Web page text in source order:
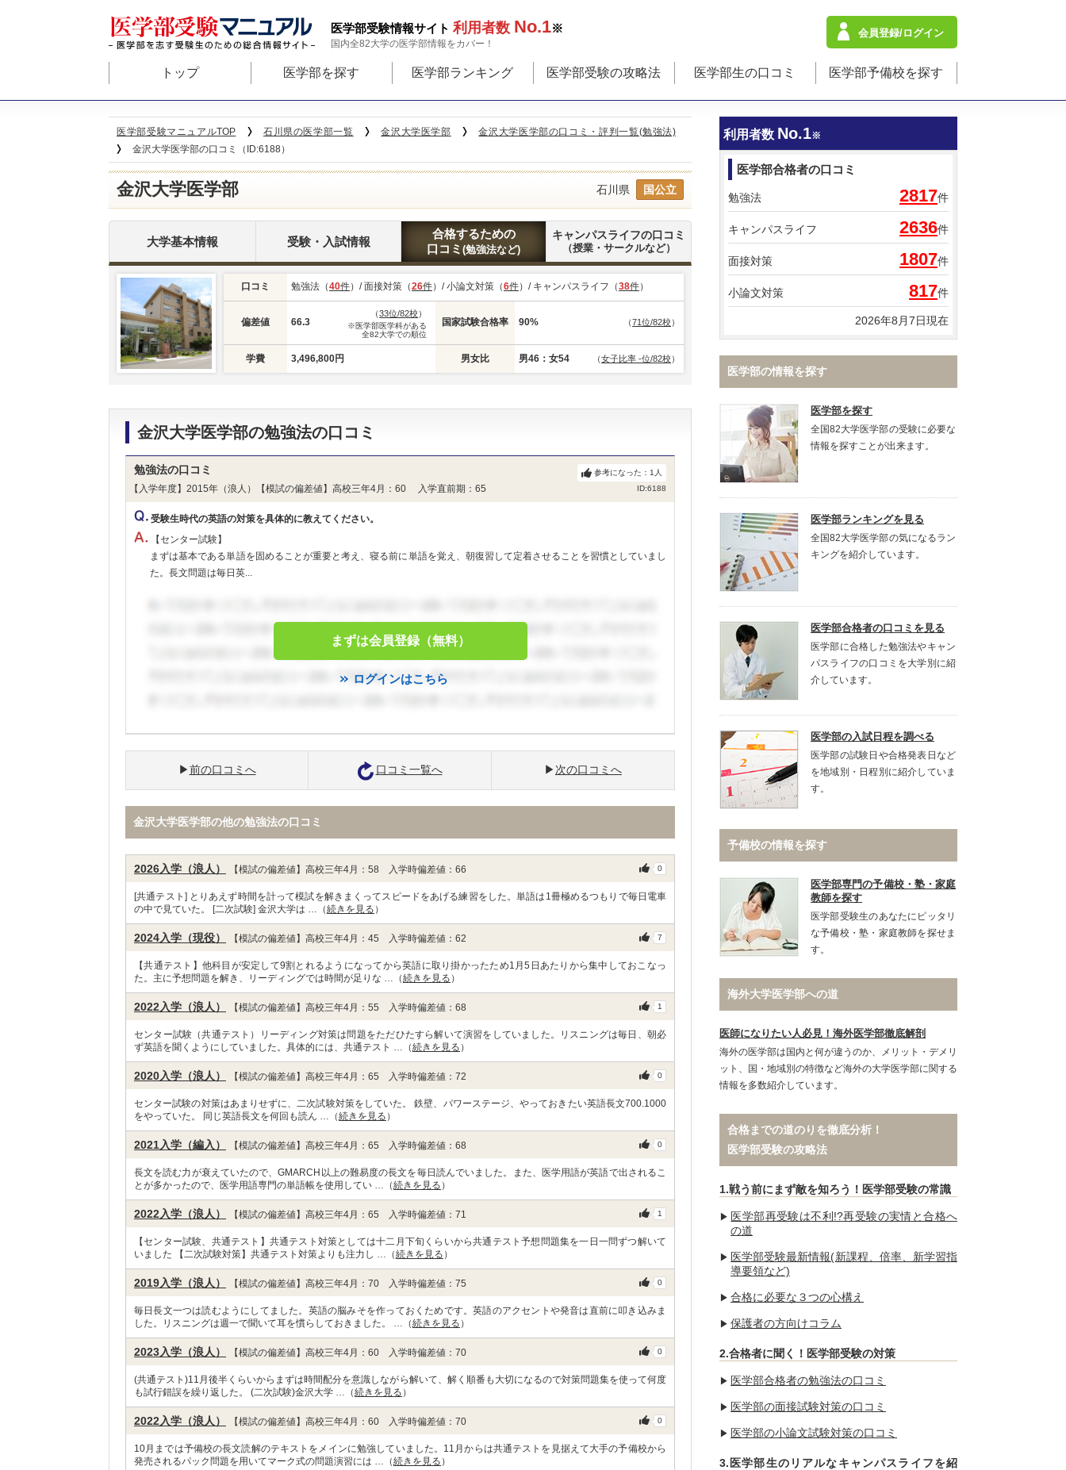
医学部受験情報サイト 利用者数 No.1※
国内全82大学の医学部情報をカバー！
会員登録/ログイン
トップ 医学部を探す 医学部ランキング 医学部受験の攻略法 医学部生の口コミ 医学部予備校を探す
医学部受験マニュアルTOP 石川県の医学部一覧 金沢大学医学部
金沢大学医学部の口コミ・評判一覧(勉強法)
金沢大学医学部の口コミ（ID:6188）
金沢大学医学部 石川県 国公立
大学基本情報 受験・入試情報
合格するための
口コミ (勉強法など)
キャンパスライフの口コミ
（授業・サークルなど）
口コミ 勉強法（40件）/ 面接対策（26件）/ 小論文対策（6件）/ キャンパスライフ（38件）
偏差値 66.3
（33位/82校）
※医学部医学科がある
全82大学での順位
国家試験合格率 90% （71位/82校）
学費 3,496,800円 男女比 男46：女54 （女子比率 -位/82校）
金沢大学医学部の勉強法の口コミ
勉強法の口コミ
【入学年度】2015年（浪人）【模試の偏差値】高校三年4月：60 入学直前期：65 ID:6188
参考になった： 1 人
受験生時代の英語の対策を具体的に教えてください。
【センター試験】
まずは基本である単語を固めることが重要と考え、寝る前に単語を覚え、朝復習して定着させることを習慣としていまし
た。長文問題は毎日英...
まずは会員登録（無料）
ログインはこちら
前の口コミへ 口コミ一覧へ 次の口コミへ
金沢大学医学部の他の勉強法の口コミ
2026入学（浪人） 【模試の偏差値】高校三年4月：58 入学時偏差値：66 0
[共通テスト] とりあえず時間を計って模試を解きまくってスピードをあげる練習をした。単語は1冊極めるつもりで毎日電車
の中で見ていた。 [二次試験] 金沢大学は …（続きを見る ）
2024入学（現役） 【模試の偏差値】高校三年4月：45 入学時偏差値：62 7
【共通テスト】他科目が安定して9割とれるようになってから英語に取り掛かったため1月5日あたりから集中しておこなっ
た。主に予想問題を解き、リーディングでは時間が足りな …（続きを見る ）
2022入学（浪人） 【模試の偏差値】高校三年4月：55 入学時偏差値：68 1
センター試験（共通テスト）リーディング対策は問題をただひたすら解いて演習をしていました。リスニングは毎日、朝必
ず英語を聞くようにしていました。具体的には、共通テスト …（続きを見る ）
2020入学（浪人） 【模試の偏差値】高校三年4月：65 入学時偏差値：72 0
センター試験の対策はあまりせずに、二次試験対策をしていた。 鉄壁、パワーステージ、やっておきたい英語長文700.1000
をやっていた。 同じ英語長文を何回も読ん …（続きを見る ）
2021入学（編入） 【模試の偏差値】高校三年4月：65 入学時偏差値：68 0
長文を読む力が衰えていたので、GMARCH以上の難易度の長文を毎日読んでいました。また、医学用語が英語で出されるこ
とが多かったので、医学用語専門の単語帳を使用してい …（続きを見る ）
2022入学（浪人） 【模試の偏差値】高校三年4月：65 入学時偏差値：71 1
【センター試験、共通テスト】共通テスト対策としては十二月下旬くらいから共通テスト予想問題集を一日一問ずつ解いて
いました 【二次試験対策】共通テスト対策よりも注力し …（続きを見る ）
2019入学（浪人） 【模試の偏差値】高校三年4月：70 入学時偏差値：75 0
毎日長文一つは読むようにしてました。英語の脳みそを作っておくためです。英語のアクセントや発音は直前に叩き込みま
した。リスニングは週一で聞いて耳を慣らしておきました。 …（続きを見る ）
2023入学（浪人） 【模試の偏差値】高校三年4月：60 入学時偏差値：70 0
(共通テスト)11月後半くらいからまずは時間配分を意識しながら解いて、解く順番も大切になるので対策問題集を使って何度
も試行錯誤を繰り返した。 (二次試験)金沢大学 …（続きを見る ）
2022入学（浪人） 【模試の偏差値】高校三年4月：60 入学時偏差値：70 0
10月までは予備校の長文読解のテキストをメインに勉強していました。11月からは共通テストを見据えて大手の予備校から
発売されるパック問題を用いてマーク式の問題演習には …（続きを見る ）
利用者数 No.1※
医学部合格者の口コミ
勉強法 2817件
キャンパスライフ 2636件
面接対策 1807件
小論文対策 817件
2026年8月7日現在
医学部の情報を探す
医学部を探す
全国82大学医学部の受験に必要な
情報を探すことが出来ます。
医学部ランキングを見る
全国82大学医学部の気になるラン
キングを紹介しています。
医学部合格者の口コミを見る
医学部に合格した勉強法やキャン
パスライフの口コミを大学別に紹
介しています。
医学部の入試日程を調べる
医学部の試験日や合格発表日など
を地域別・日程別に紹介していま
す。
予備校の情報を探す
医学部専門の予備校・塾・家庭
教師を探す
医学部受験生のあなたにピッタリ
な予備校・塾・家庭教師を探せま
す。
海外大学医学部への道
医師になりたい人必見！海外医学部徹底解剖
海外の医学部は国内と何が違うのか、メリット・デメリ
ット、国・地域別の特徴など海外の大学医学部に関する
情報を多数紹介しています。
合格までの道のりを徹底分析！
医学部受験の攻略法
1.戦う前にまず敵を知ろう！医学部受験の常識
医学部再受験は不利!?再受験の実情と合格へ
の道
医学部受験最新情報(新課程、倍率、新学習指
導要領など)
合格に必要な３つの心構え
保護者の方向けコラム
2.合格者に聞く！医学部受験の対策
医学部合格者の勉強法の口コミ
医学部の面接試験対策の口コミ
医学部の小論文試験対策の口コミ
3.医学部生のリアルなキャンパスライフを紹